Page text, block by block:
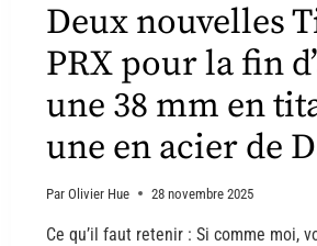
Deux nouvelles
PRX pour la fin
une 38 mm en
une en acier de
Par Olivier Hue 28 novembre 2025
Ce qu’il faut retenir : Si comme moi,